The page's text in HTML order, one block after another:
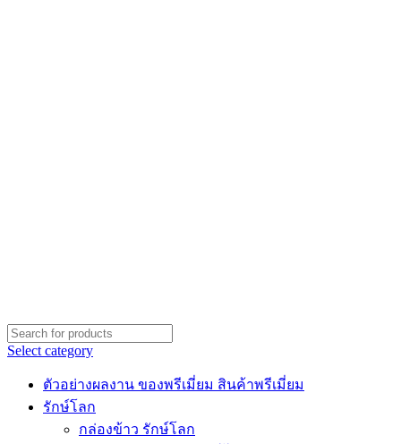
Select category
ตัวอย่างผลงาน ของพรีเมี่ยม สินค้าพรีเมี่ยม
รักษ์โลก
กล่องข้าว รักษ์โลก